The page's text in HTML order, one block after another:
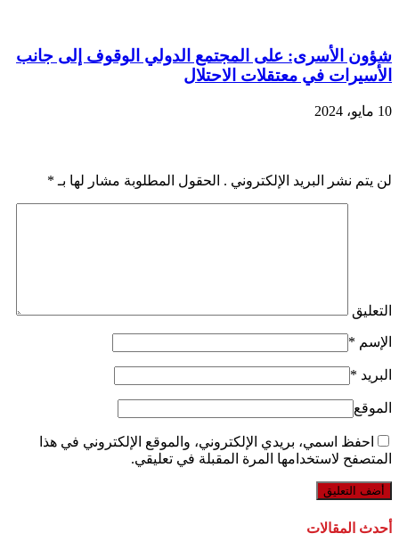
شؤون الأسرى: على المجتمع الدولي الوقوف إلى جانب
الأسيرات في معتقلات الاحتلال
10 مايو، 2024
لن يتم نشر البريد الإلكتروني . الحقول المطلوبة مشار لها بـ *
التعليق
الإسم *
البريد *
الموقع
احفظ اسمي، بريدي الإلكتروني، والموقع الإلكتروني في هذا
المتصفح لاستخدامها المرة المقبلة في تعليقي.
أحدث المقالات